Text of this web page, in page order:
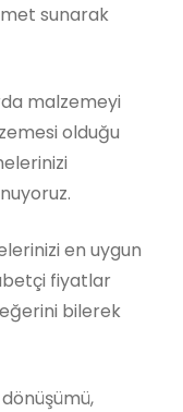
sunarak
malzemeyi
olduğu
en uygun
fiyatlar
bilerek